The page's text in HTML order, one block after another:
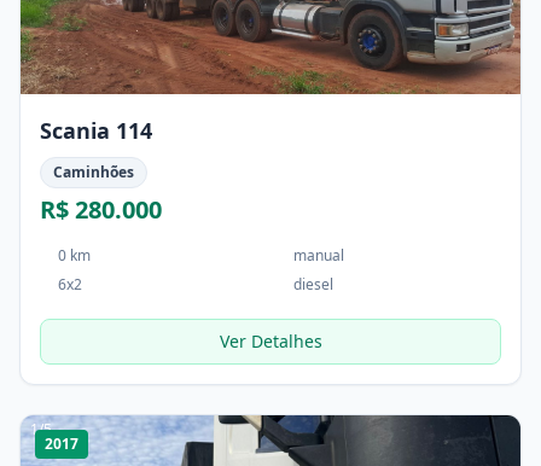
Scania 114
Caminhões
R$ 280.000
0 km
manual
6x2
diesel
Ver Detalhes
1/5
2017